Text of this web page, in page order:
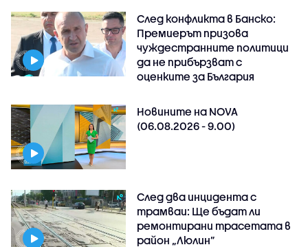
След конфликта в Банско:
Премиерът призова
чуждестранните политици
да не прибързват с
оценките за България
Новините на NOVA
(06.08.2026 - 9.00)
След два инцидента с
трамваи: Ще бъдат ли
ремонтирани трасетата в
район „Люлин”